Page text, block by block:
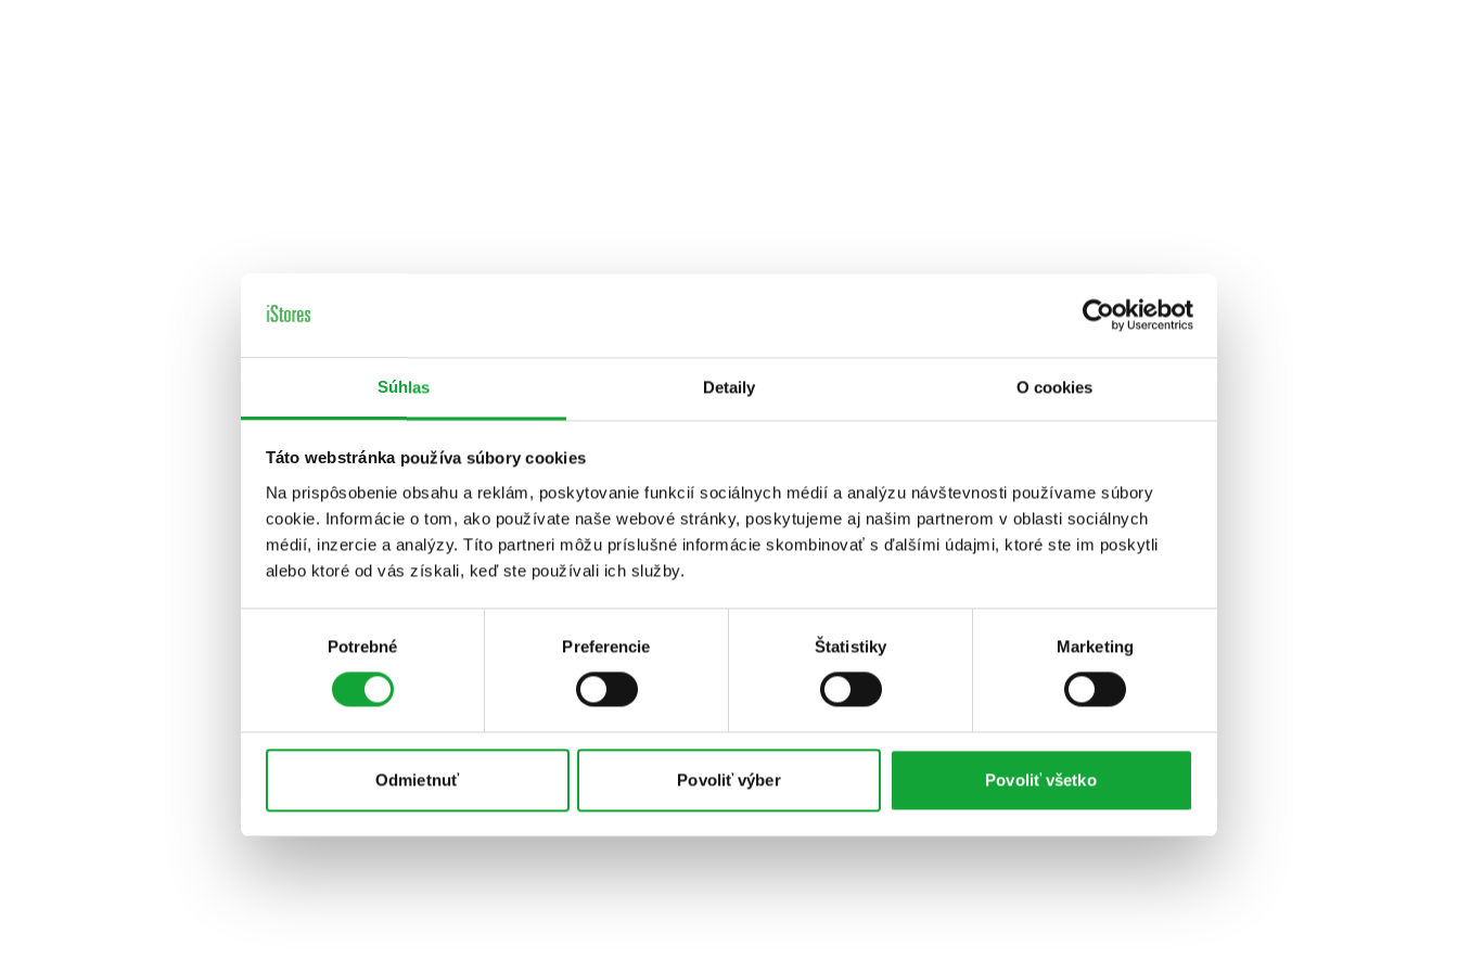
Súhlas Detaily O cookies
Táto webstránka používa súbory cookies
Na prispôsobenie obsahu a reklám, poskytovanie funkcií sociálnych médií a analýzu návštevnosti používame súbory
cookie. Informácie o tom, ako používate naše webové stránky, poskytujeme aj našim partnerom v oblasti sociálnych
médií, inzercie a analýzy. Títo partneri môžu príslušné informácie skombinovať s ďalšími údajmi, ktoré ste im poskytli
alebo ktoré od vás získali, keď ste používali ich služby.
Potrebné Preferencie Štatistiky Marketing
Odmietnuť Povoliť výber Povoliť všetko